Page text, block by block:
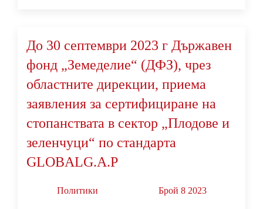
До 30 септември 2023 г Държавен
фонд „Земеделие“ (ДФЗ), чрез
областните дирекции, приема
заявления за сертифициране на
стопанствата в сектор „Плодове и
зеленчуци“ по стандарта
GLOBALG.A.P
Политики Брой 8 2023